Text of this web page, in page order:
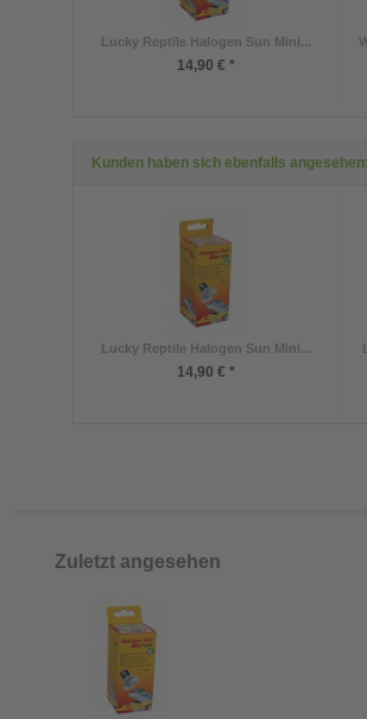
Lucky Reptile Halogen Sun Mini...
14,90 € *
Kunden haben sich ebenfalls angesehen:
Lucky Reptile Halogen Sun Mini...
14,90 € *
Zuletzt angesehen